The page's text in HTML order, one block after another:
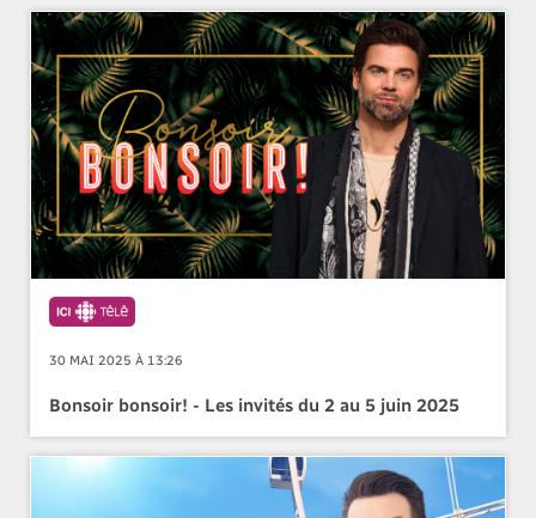
30 MAI 2025 À 13:26
Bonsoir bonsoir! - Les invités du 2 au 5 juin 2025